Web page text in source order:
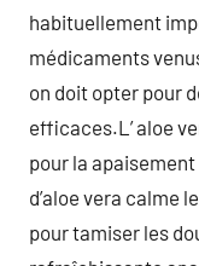
habituellement
médicaments
on doit opter pour
efficaces.L’ aloe
pour la
d’aloe vera calme
pour tamiser les